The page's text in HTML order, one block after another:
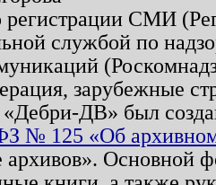
регистрации СМИ
службой по
зарубежные
«Дебри-ДВ» был
№ 125 «Об
архивов». Основной